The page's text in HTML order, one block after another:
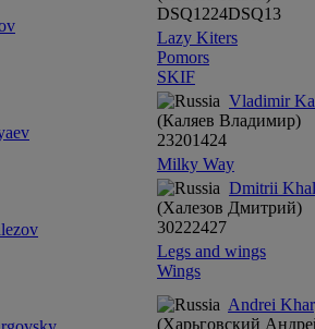
DSQ1224DSQ13
Lazy Kiters
Pomors
SKIF
Vladimir
(Каляев Владимир)
23201424
Milky Way
Dmitrii
(Халезов Дмитрий)
30222427
Legs and wings
Wings
Andrei
(Харьговский